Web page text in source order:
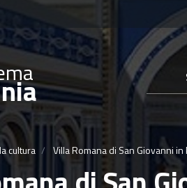
cultura Villa Romana di San Giovanni in